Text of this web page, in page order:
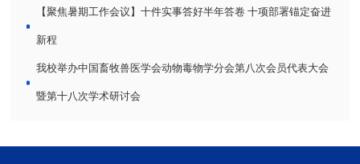
【聚焦暑期工作会议】十件实事答好半年答卷 十项部署锚定奋进
新程
我校举办中国畜牧兽医学会动物毒物学分会第八次会员代表大会
暨第十八次学术研讨会